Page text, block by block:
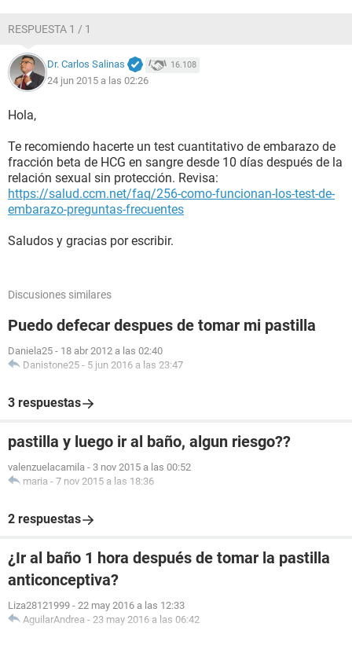
RESPUESTA 1 / 1
Dr. Carlos Salinas 16.108
24 jun 2015 a las 02:26
Hola,
Te recomiendo hacerte un test cuantitativo de embarazo de
fracción beta de HCG en sangre desde 10 días después de la
relación sexual sin protección. Revisa:
https://salud.ccm.net/faq/256-como-funcionan-los-test-de-
embarazo-preguntas-frecuentes
Saludos y gracias por escribir.
Discusiones similares
Puedo defecar despues de tomar mi pastilla
Daniela25 - 18 abr 2012 a las 02:40
Danistone25 - 5 jun 2016 a las 23:47
3 respuestas
pastilla y luego ir al baño, algun riesgo??
valenzuelacamila - 3 nov 2015 a las 00:52
maria - 7 nov 2015 a las 18:36
2 respuestas
¿Ir al baño 1 hora después de tomar la pastilla
anticonceptiva?
Liza28121999 - 22 may 2016 a las 12:33
AguilarAndrea - 23 may 2016 a las 06:42